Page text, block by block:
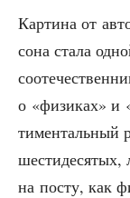
Кар­ти­на от
со­на ста­ла
о «физи­ках» и
ти­мен­таль­ный
шести­де­ся­тых,
на посту, как